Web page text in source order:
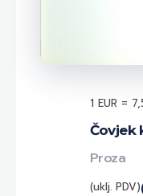
Čovjek
(uklj. PDV)
Proza
1 EUR =